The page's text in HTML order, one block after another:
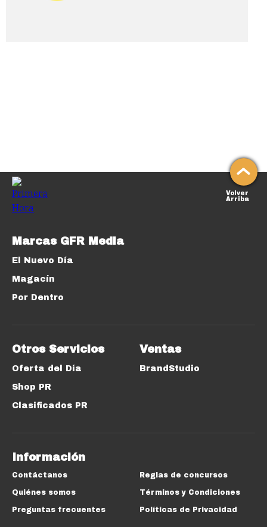
Volver
Arriba
Marcas GFR Media
El Nuevo Día
Magacín
Por Dentro
Otros Servicios
Oferta del Día
Shop PR
Clasificados PR
Ventas
BrandStudio
Información
Contáctanos
Quiénes somos
Preguntas frecuentes
Reglas de concursos
Términos y Condiciones
Políticas de Privacidad